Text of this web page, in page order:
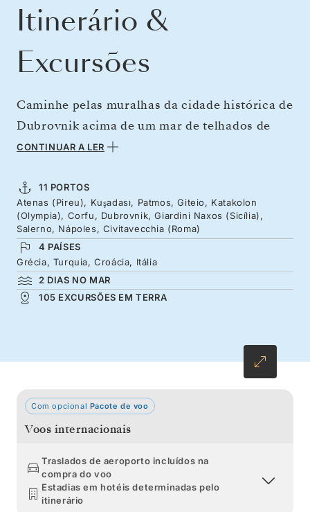
Itinerário &
Excursões
Caminhe pelas muralhas da cidade histórica de
Dubrovnik acima de um mar de telhados de
terracota, admire o Etna a partir de um teatro
mitologia grega até o berço das Olimpíadas.
12 dias ao ritmo de ilhas gregas, ruínas de
cidades ancestrais e sabores do sul da Itália,
navegando entre dois berços da civilização,
Atenas e Roma.
CONTINUAR A LER
11 PORTOS
Atenas (Pireu), Kuşadası, Patmos, Giteio, Katakolon
(Olympia), Corfu, Dubrovnik, Giardini Naxos (Sicília),
Salerno, Nápoles, Civitavecchia (Roma)
4 PAÍSES
Grécia, Turquia, Croácia, Itália
2 DIAS NO MAR
105 EXCURSÕES EM TERRA
Com opcional Pacote de voo
Voos internacionais
Traslados de aeroporto incluídos na
compra do voo
Estadias em hotéis determinadas pelo
itinerário